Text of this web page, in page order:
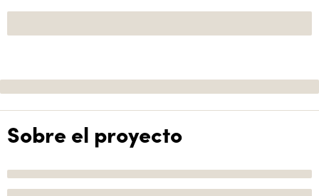
Sobre el proyecto